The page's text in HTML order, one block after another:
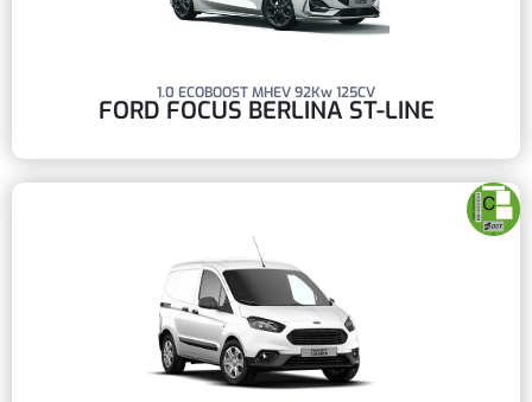
1.0 ECOBOOST MHEV 92Kw 125CV
FORD FOCUS BERLINA ST-LINE